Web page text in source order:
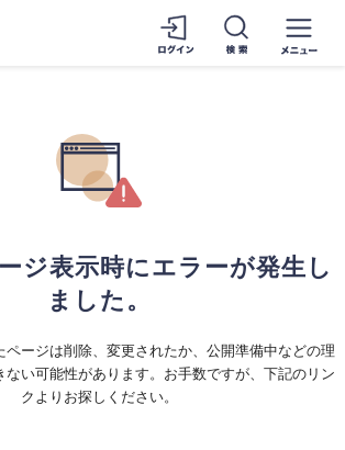
ジ表示時にエラーが発生し
ました。
ページは削除、変更されたか、公開準備中などの理
ない可能性があります。お手数ですが、下記のリン
クよりお探しください。